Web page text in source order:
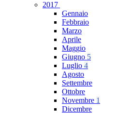
2017
Gennaio
Febbraio
Marzo
Aprile
Maggio
Giugno 5
Luglio 4
Agosto
Settembre
Ottobre
Novembre 1
Dicembre